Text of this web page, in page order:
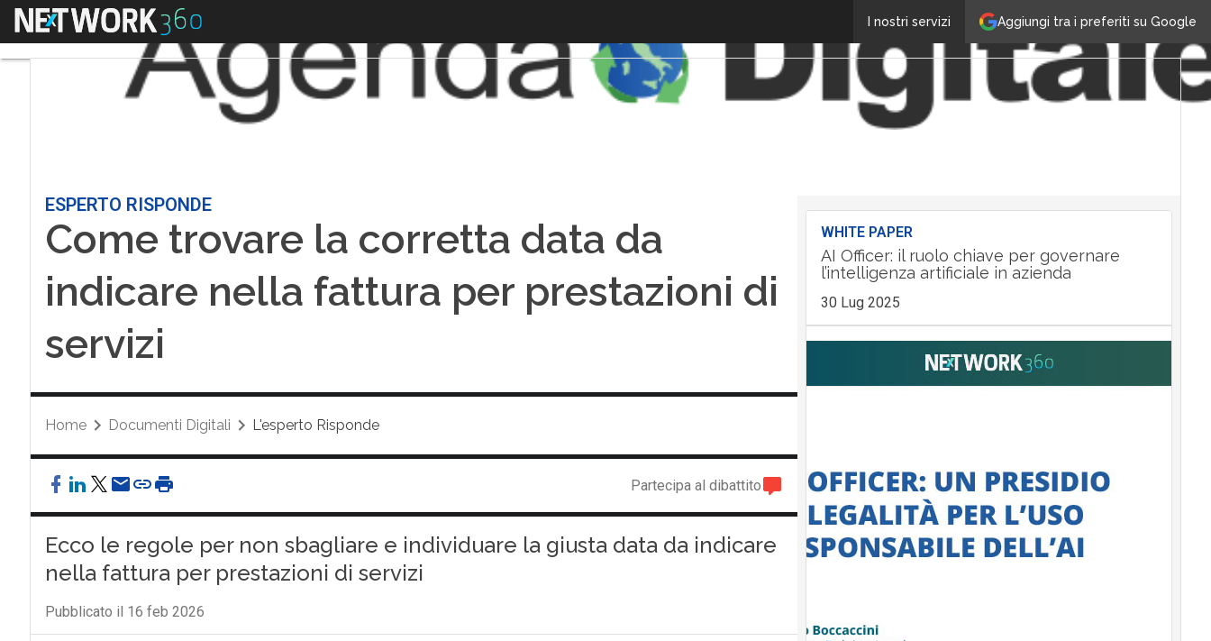
Aggiungi tra i preferiti su Google
I nostri servizi
Menu
ESPERTO RISPONDE
Come trovare la corretta data da
indicare nella fattura per prestazioni di
servizi
Home Documenti Digitali L'esperto Risponde
Partecipa al dibattito
Ecco le regole per non sbagliare e individuare la giusta data da indicare
nella fattura per prestazioni di servizi
Pubblicato il 16 feb 2026
WHITE PAPER
AI Officer: il ruolo chiave per governare
l’intelligenza artificiale in azienda
30 Lug 2025